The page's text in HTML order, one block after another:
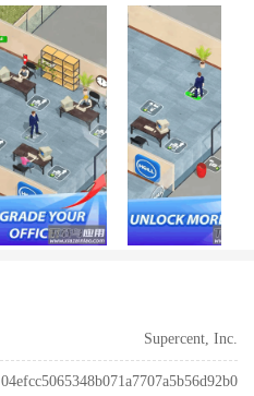
Supercent, Inc.
04efcc5065348b071a7707a5b56d92b0